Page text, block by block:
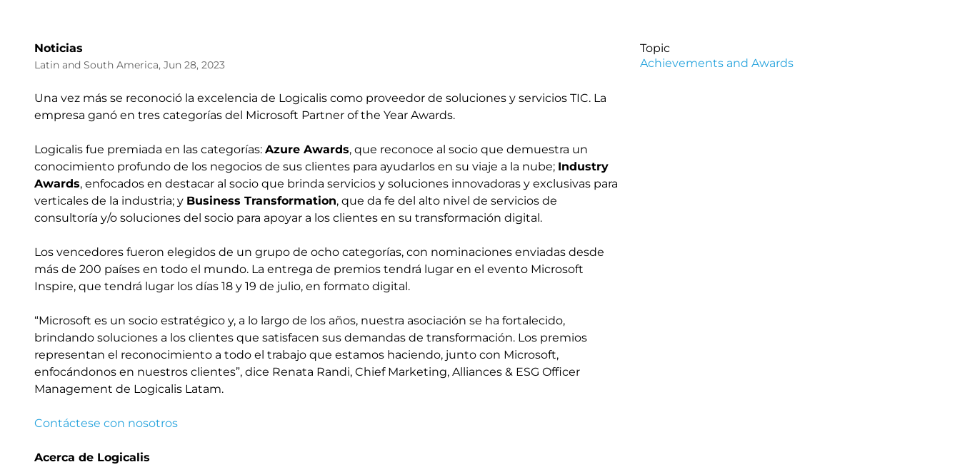
Noticias
Latin and South America, Jun 28, 2023
Una vez más se reconoció la excelencia de Logicalis como proveedor de soluciones y servicios TIC. La
empresa ganó en tres categorías del Microsoft Partner of the Year Awards.
Logicalis fue premiada en las categorías: Azure Awards, que reconoce al socio que demuestra un
conocimiento profundo de los negocios de sus clientes para ayudarlos en su viaje a la nube; Industry
Awards, enfocados en destacar al socio que brinda servicios y soluciones innovadoras y exclusivas para
verticales de la industria; y Business Transformation, que da fe del alto nivel de servicios de
consultoría y/o soluciones del socio para apoyar a los clientes en su transformación digital.
Los vencedores fueron elegidos de un grupo de ocho categorías, con nominaciones enviadas desde
más de 200 países en todo el mundo. La entrega de premios tendrá lugar en el evento Microsoft
Inspire, que tendrá lugar los días 18 y 19 de julio, en formato digital.
“Microsoft es un socio estratégico y, a lo largo de los años, nuestra asociación se ha fortalecido,
brindando soluciones a los clientes que satisfacen sus demandas de transformación. Los premios
representan el reconocimiento a todo el trabajo que estamos haciendo, junto con Microsoft,
enfocándonos en nuestros clientes”, dice Renata Randi, Chief Marketing, Alliances & ESG Officer
Management de Logicalis Latam.
Contáctese con nosotros
Acerca de Logicalis
Topic
Achievements and Awards